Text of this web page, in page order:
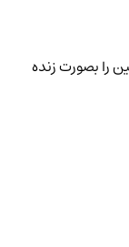
را بصورت زنده